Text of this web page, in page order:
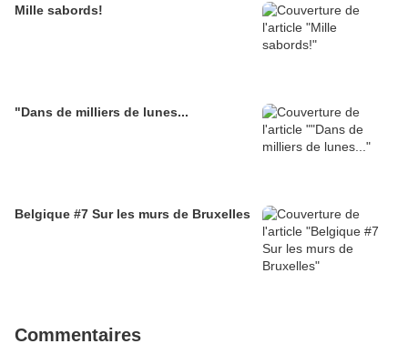
Mille sabords!
"Dans de milliers de lunes...
Belgique #7 Sur les murs de Bruxelles
Commentaires